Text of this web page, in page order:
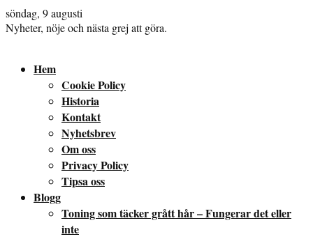
söndag, 9 augusti
Nyheter, nöje och nästa grej att göra.
Hem
Cookie Policy
Historia
Kontakt
Nyhetsbrev
Om oss
Privacy Policy
Tipsa oss
Blogg
Toning som täcker grått hår – Fungerar det eller
inte